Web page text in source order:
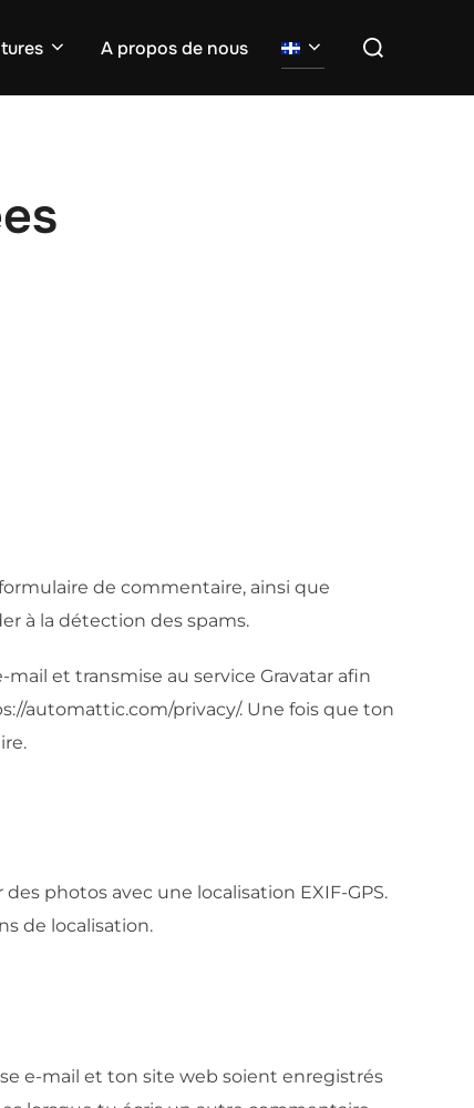
A propos de nous
Search
de commentaire, ainsi que
à la détection des spams.
et transmise au service Gravatar afin
automattic.com/privacy/. Une fois que ton
photos avec une localisation EXIF-GPS.
de localisation.
e-mail et ton site web soient enregistrés